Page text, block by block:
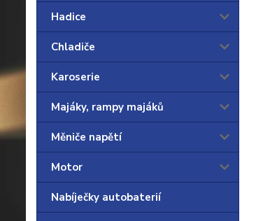
Hadice
Chladiče
Karoserie
Majáky, rampy majáků
Měniče napětí
Motor
Nabíječky autobaterií